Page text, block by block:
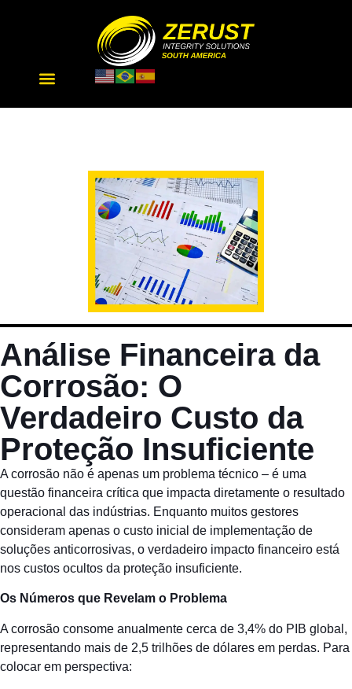
Análise Financeira da
Corrosão: O
Verdadeiro Custo da
Proteção Insuficiente
A corrosão não é apenas um problema técnico – é uma
questão financeira crítica que impacta diretamente o resultado
operacional das indústrias. Enquanto muitos gestores
consideram apenas o custo inicial de implementação de
soluções anticorrosivas, o verdadeiro impacto financeiro está
nos custos ocultos da proteção insuficiente.
Os Números que Revelam o Problema
A corrosão consome anualmente cerca de 3,4% do PIB global,
representando mais de 2,5 trilhões de dólares em perdas. Para
colocar em perspectiva: